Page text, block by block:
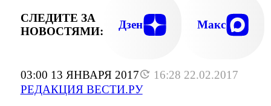
03:00 13 ЯНВАРЯ 2017
16:28 22.02.2017
РЕДАКЦИЯ ВЕСТИ.РУ
СЛЕДИТЕ ЗА
НОВОСТЯМИ:
Дзен Макс